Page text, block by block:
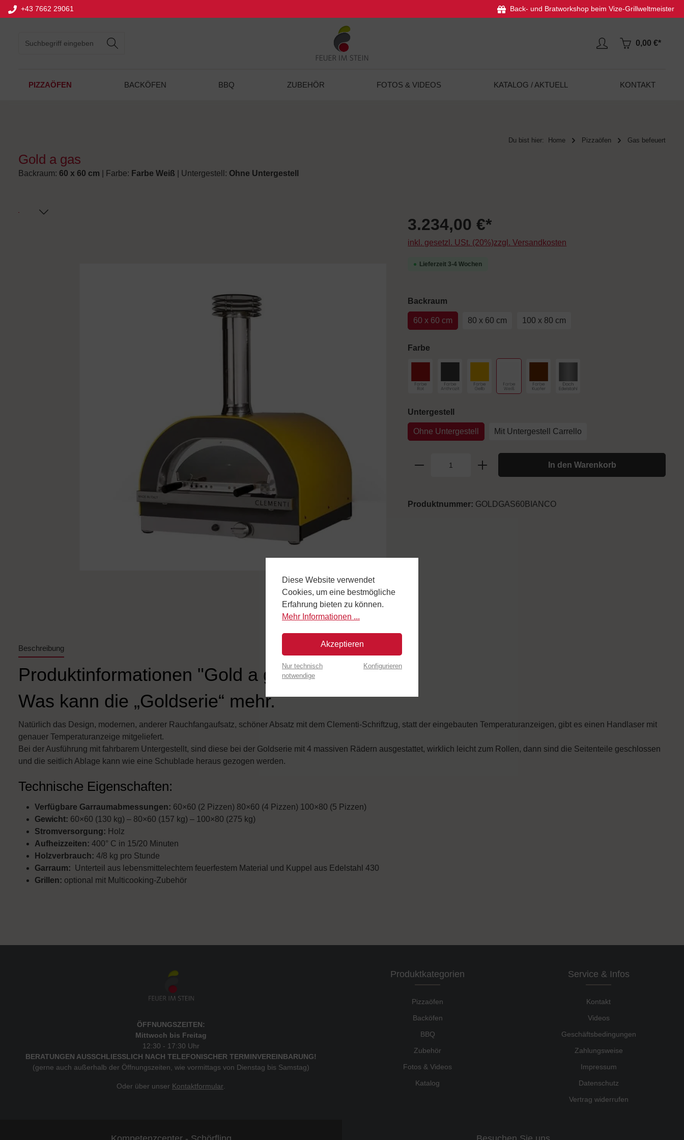
Zur Hauptnavigation springen
+43 7662 29061 Back- und Bratworkshop beim Vize-Grillweltmeister
0,00 €*
BACKÖFEN BBQ ZUBEHÖR FOTOS & VIDEOS KATALOG / AKTUELL KONTAKT
Du bist hier: Home Pizzaöfen Gas befeuert
Gold a gas
Backraum: 60 x 60 cm | Farbe: Farbe Weiß | Untergestell: Ohne Untergestell
3.234,00 €*
inkl. gesetzl. USt. (20%)zzgl. Versandkosten
Lieferzeit 3-4 Wochen
Backraum
60 x 60 cm 80 x 60 cm 100 x 80 cm
Farbe
Farbe RotFarbe Anthrazit
Farbe GelbFarbe WeißFarbe KupferDach Edelstahl
Untergestell
Ohne Untergestell Mit Untergestell Carrello
In den Warenkorb
Produktnummer: GOLDGAS60BIANCO
Beschreibung
Produktinformationen "Gold a gas"
Was kann die „Goldserie“ mehr.
Natürlich das Design, modernen, anderer Rauchfangaufsatz, schöner Absatz mit dem Clementi-Schriftzug, statt der eingebauten Temperaturanzeigen, gibt es einen Handlaser mit
genauer Temperaturanzeige mitgeliefert.
Bei der Ausführung mit fahrbarem Untergestellt, sind diese bei der Goldserie mit 4 massiven Rädern ausgestattet, wirklich leicht zum Rollen, dann sind die Seitenteile geschlossen
und die seitlich Ablage kann wie eine Schublade heraus gezogen werden.
Technische Eigenschaften:
Verfügbare Garraumabmessungen: 60×60 (2 Pizzen) 80×60 (4 Pizzen) 100×80 (5 Pizzen)
Gewicht: 60×60 (130 kg) – 80×60 (157 kg) – 100×80 (275 kg)
Stromversorgung: Holz
Aufheizzeiten: 400° C in 15/20 Minuten
Holzverbrauch: 4/8 kg pro Stunde
Garraum: Unterteil aus lebensmittelechtem feuerfestem Material und Kuppel aus Edelstahl 430
Grillen: optional mit Multicooking-Zubehör
ÖFFNUNGSZEITEN:
Mittwoch bis Freitag
12:30 - 17:30 Uhr
BERATUNGEN AUSSCHLIESSLICH NACH TELEFONISCHER TERMINVEREINBARUNG!
(gerne auch außerhalb der Öffnungszeiten, wie vormittags von Dienstag bis Samstag)
Oder über unser Kontaktformular
Produktkategorien
Pizzaöfen
Backöfen
BBQ
Zubehör
Fotos & Videos
Katalog
Service & Infos
Kontakt
Videos
Geschäftsbedingungen
Zahlungsweise
Impressum
Datenschutz
Vertrag widerrufen
Diese Website verwendet
Cookies, um eine bestmögliche
Erfahrung bieten zu können.
Mehr Informationen ...
Akzeptieren
Nur technisch
notwendige
Konfigurieren